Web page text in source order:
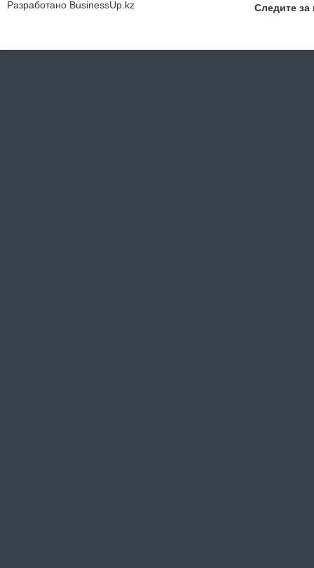
Разработано BusinessUp.kz Следите за